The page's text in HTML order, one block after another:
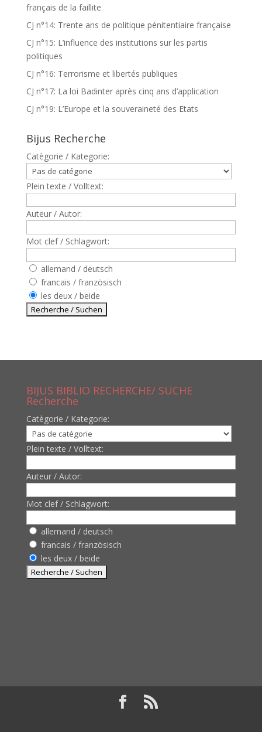
français de la faillite
CJ n°14: Trente ans de politique pénitentiaire française
CJ n°15: L’influence des institutions sur les partis
politiques
CJ n°16: Terrorisme et libertés publiques
CJ n°17: La loi Badinter après cinq ans d’application
CJ n°19: L’Europe et la souveraineté des Etats
Bijus Recherche
Catègorie / Kategorie:
Plein texte / Volltext:
Auteur / Autor:
Mot clef / Schlagwort:
allemand / deutsch
francais / französisch
les deux / beide
BIJUS BIBLIO RECHERCHE/ SUCHE
Recherche
Catègorie / Kategorie:
Plein texte / Volltext:
Auteur / Autor:
Mot clef / Schlagwort:
allemand / deutsch
francais / französisch
les deux / beide